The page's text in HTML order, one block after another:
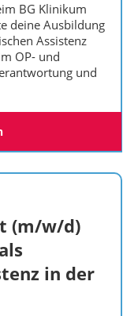
BG Klinikum
deine Ausbildung
Assistenz
OP- und
und
(m/w/d)
in der